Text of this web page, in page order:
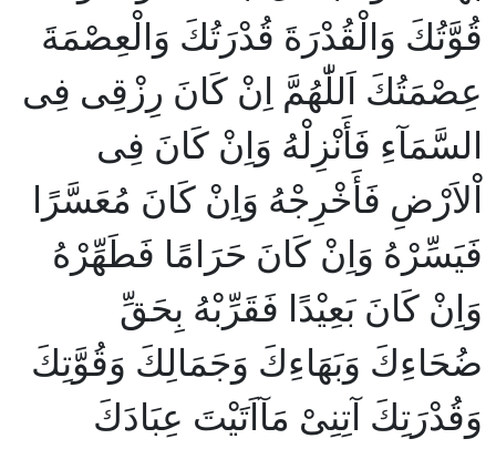
قُوَّتُكَ وَالْقُدْرَةَ قُدْرَتُكَ وَالْعِصْمَةَ
عِصْمَتُكَ اَللّٰهُمَّ اِنْ كَانَ رِزْقِى فِى
السَّمَآءِ فَأَنْزِلْهُ وَاِنْ كَانَ فِى
اْلاَرْضِ فَأَخْرِجْهُ وَاِنْ كَانَ مُعَسَّرًا
فَيَسِّرْهُ وَاِنْ كَانَ حَرَامًا فَطَهِّرْهُ
وَاِنْ كَانَ بَعِيْدًا فَقَرِّبْهُ بِحَقِّ
ضُحَاءِكَ وَبَهَاءِكَ وَجَمَالِكَ وَقُوَّتِكَ
وَقُدْرَتِكَ آتِنِىْ مَآاَتَيْتَ عِبَادَكَ